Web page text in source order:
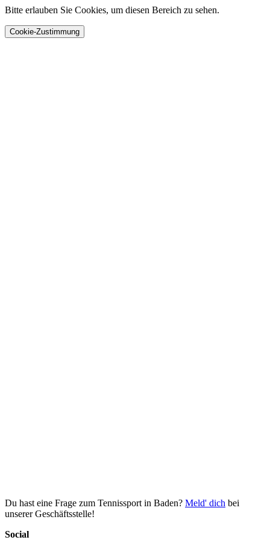
Bitte erlauben Sie Cookies, um diesen Bereich zu sehen.
Cookie-Zustimmung
Du hast eine Frage zum Tennissport in Baden? Meld' dich bei
unserer Geschäftsstelle!
Social